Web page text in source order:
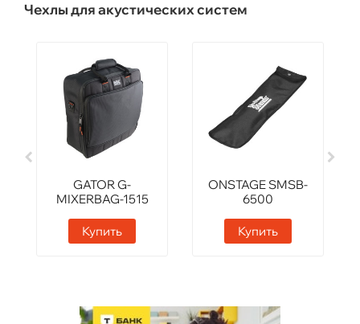
Чехлы для акустических систем
GATOR G-
MIXERBAG-1515
Купить
ONSTAGE SMSB-
6500
Купить